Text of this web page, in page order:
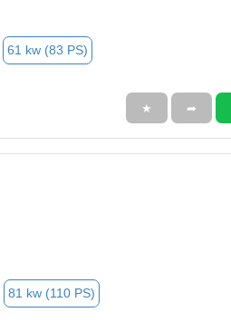
61 kw (83 PS)
★ ➦
81 kw (110 PS)